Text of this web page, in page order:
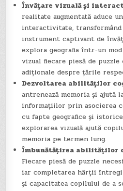
Învățare vizuală și
realitate augmentată aduce
interactivitate,
instrument captivant de
explora geografia într-un
vizual fiecare piesă de
adiționale despre țările
Dezvoltarea abilităților
antrenează memoria și ajută
informațiilor prin asocierea
cu fapte geografice și
explorarea vizuală ajută
memoria pe termen lung.
Îmbunătățirea abilităților
Fiecare piesă de puzzle
iar completarea hărții întregi
și capacitatea copilului de a